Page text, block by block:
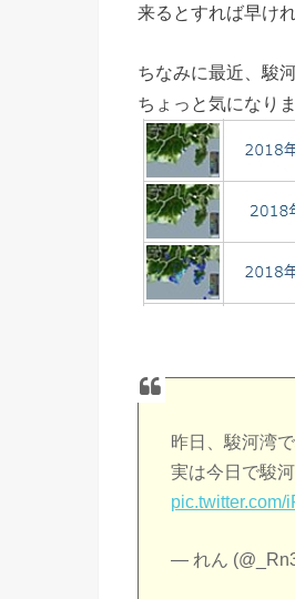
来るとすれば早け
ちなみに最近、駿
ちょっと気になりま
昨日、駿河湾
実は今日で駿
pic.twitter.com/
— れん